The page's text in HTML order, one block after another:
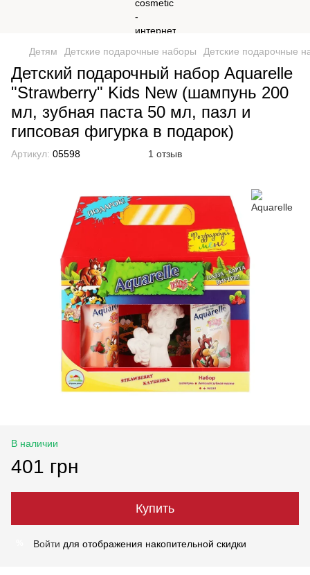
Детям Детские подарочные наборы Детские подарочные
Детский подарочный набор Aquarelle
"Strawberry" Kids New (шампунь 200
мл, зубная паста 50 мл, пазл и
гипсовая фигурка в подарок)
Артикул: 05598 1 отзыв
В наличии
401 грн
Купить
Войти для отображения накопительной скидки